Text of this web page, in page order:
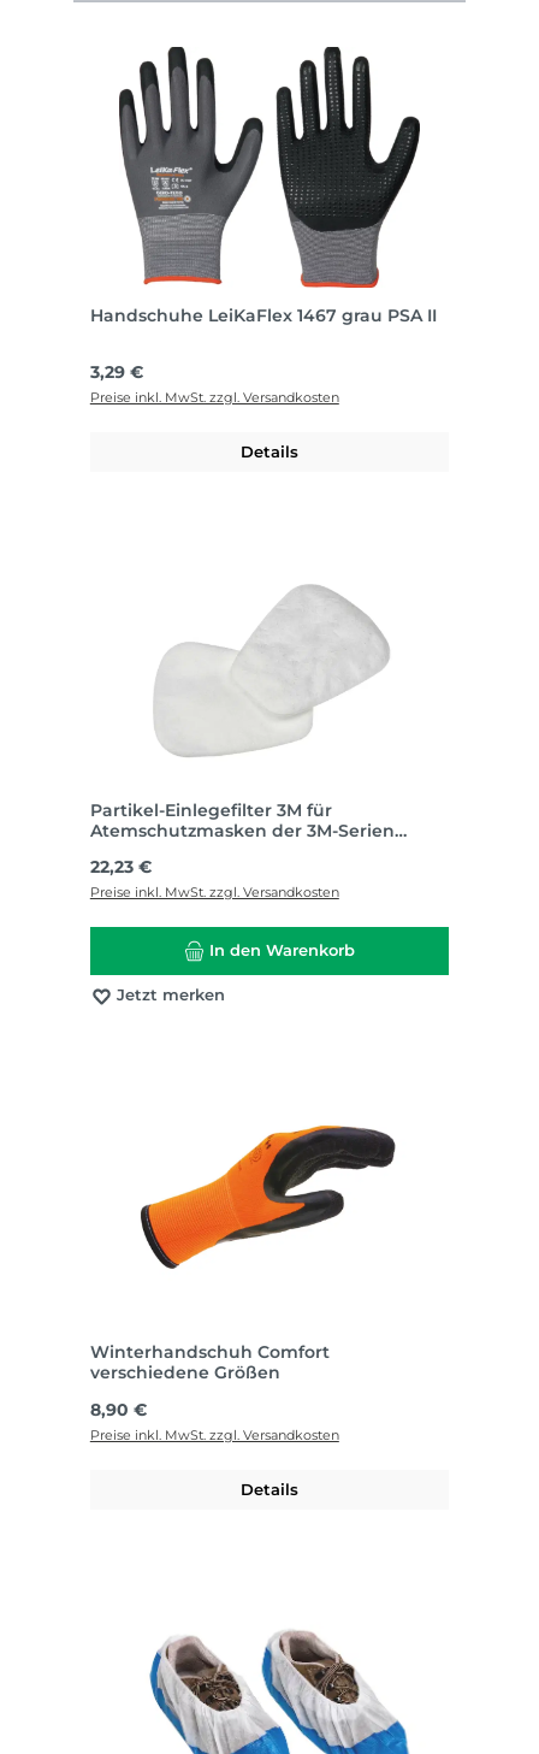
Handschuhe LeiKaFlex 1467 grau PSA II
Regulärer Preis:
3,29 €
Preise inkl. MwSt. zzgl. Versandkosten
Details
Partikel-Einlegefilter 3M für
Atemschutzmasken der 3M-Serien
Regulärer Preis:
22,23 €
Preise inkl. MwSt. zzgl. Versandkosten
In den Warenkorb
Jetzt merken
Winterhandschuh Comfort
verschiedene Größen
Regulärer Preis:
8,90 €
Preise inkl. MwSt. zzgl. Versandkosten
Details